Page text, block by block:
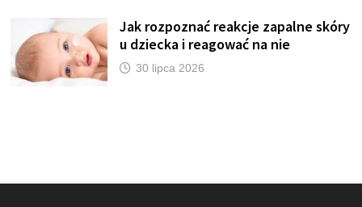
Jak rozpoznać reakcje zapalne skóry
u dziecka i reagować na nie
30 lipca 2026